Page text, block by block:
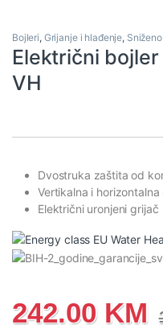
Bojleri, Grijanje i hlađenje, Sniženo
Električni
VH
Dvostruka zaštita od
Vertikalna i
Električni uronjeni grijač
242.00 KM